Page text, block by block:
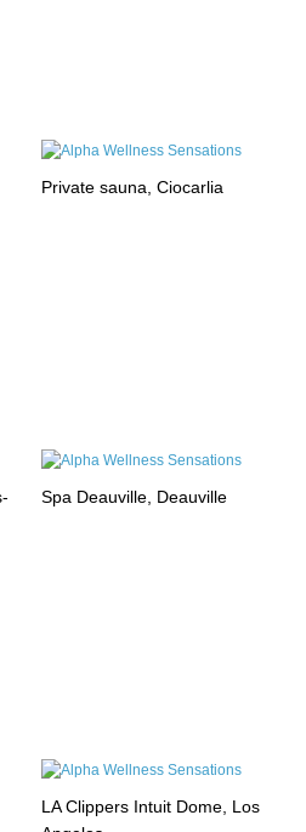
Private sauna, Ciocarlia
Spa Deauville, Deauville
LA Clippers Intuit Dome, Los